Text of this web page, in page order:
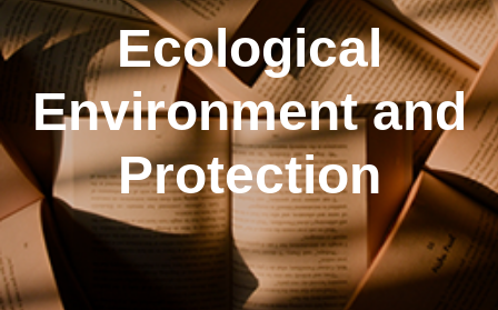
Ecological
Environment and
Protection